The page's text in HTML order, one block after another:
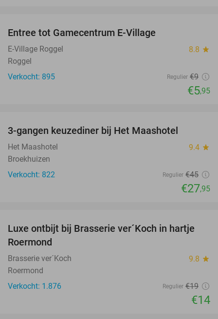
Entree tot Gamecentrum E-Village
E-Village Roggel 8.8 star
Roggel
Verkocht: 895
Regulier €9
€5,95
3-gangen keuzediner bij Het Maashotel
Het Maashotel 9.4 star
Broekhuizen
Verkocht: 822
Regulier €45
€27,95
26%
Luxe ontbijt bij Brasserie ver´Koch in hartje
Roermond
Brasserie ver´Koch 9.8 star
Roermond
Verkocht: 1.876
Regulier €19
€14